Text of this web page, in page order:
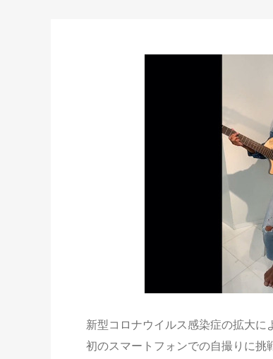
新型コロナウイルス感染症の拡大に
初のスマートフォンでの自撮りに挑